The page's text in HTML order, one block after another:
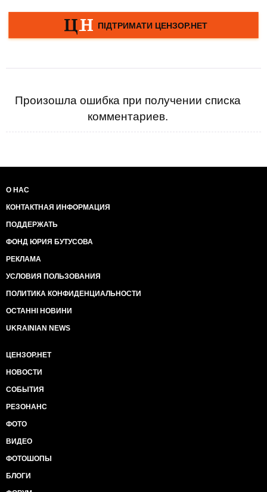
Произошла ошибка при получении списка
комментариев.
О НАС
КОНТАКТНАЯ ИНФОРМАЦИЯ
ПОДДЕРЖАТЬ
ФОНД ЮРИЯ БУТУСОВА
РЕКЛАМА
УСЛОВИЯ ПОЛЬЗОВАНИЯ
ПОЛИТИКА КОНФИДЕНЦИАЛЬНОСТИ
ОСТАННІ НОВИНИ
UKRAINIAN NEWS
ЦЕНЗОР.НЕТ
НОВОСТИ
СОБЫТИЯ
РЕЗОНАНС
ФОТО
ВИДЕО
ФОТОШОПЫ
БЛОГИ